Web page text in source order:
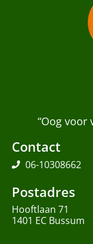
“Oog voor
Contact
06-10308662
Postadres
Hooftlaan 71
1401 EC Bussum